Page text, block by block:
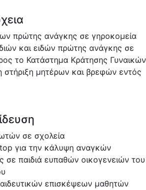
πρώτης ανάγκης σε γηροκομεία
και ειδών πρώτης ανάγκης σε
το Κατάστημα Κράτησης Γυναικών
στήριξη μητέρων και βρεφών εντός
σε σχολεία
για την κάλυψη αναγκών
σε παιδιά ευπαθών οικογενειών του
επισκέψεων μαθητών